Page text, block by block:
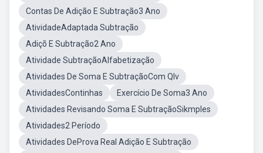
Contas De Adição E Subtração3 Ano
AtividadeAdaptada Subtração
Adiçõ E Subtração2 Ano
Atividade SubtraçãoAlfabetização
Atividades De Soma E SubtraçãoCom Qlv
AtividadesContinhas
Exercício De Soma3 Ano
Atividades Revisando Soma E SubtraçãoSikmples
Atividades2 Período
Atividades DeProva Real Adição E Subtração